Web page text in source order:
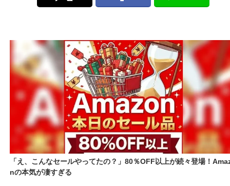
「え、こんなセールやってたの？」80％OFF以上が続々登場！
nの本気が凄すぎる